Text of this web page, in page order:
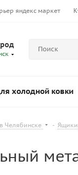
яндекс маркет
холодной ковки
Челябинске - Ящики